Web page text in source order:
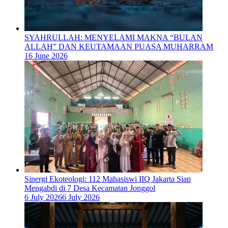
SYAHRULLAH: MENYELAMI MAKNA “BULAN
ALLAH” DAN KEUTAMAAN PUASA MUHARRAM
16 June 2026
‎Sinergi Ekoteologi: 112 Mahasiswi IIQ Jakarta Siap
Mengabdi di 7 Desa Kecamatan Jonggol
6 July 20266 July 2026